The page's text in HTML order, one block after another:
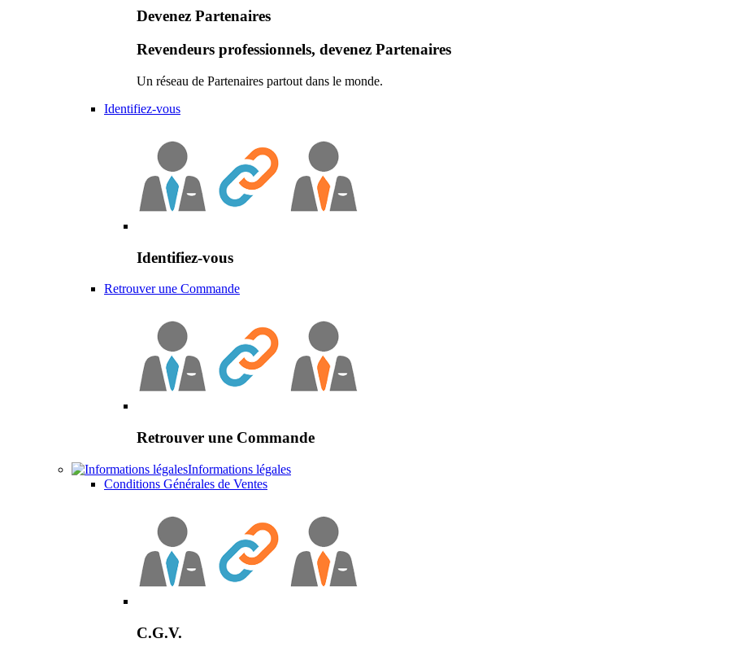
Devenez Partenaires
Revendeurs professionnels, devenez Partenaires
Un réseau de Partenaires partout dans le monde.
Identifiez-vous
Identifiez-vous
Retrouver une Commande
Retrouver une Commande
Informations légales
Conditions Générales de Ventes
C.G.V.